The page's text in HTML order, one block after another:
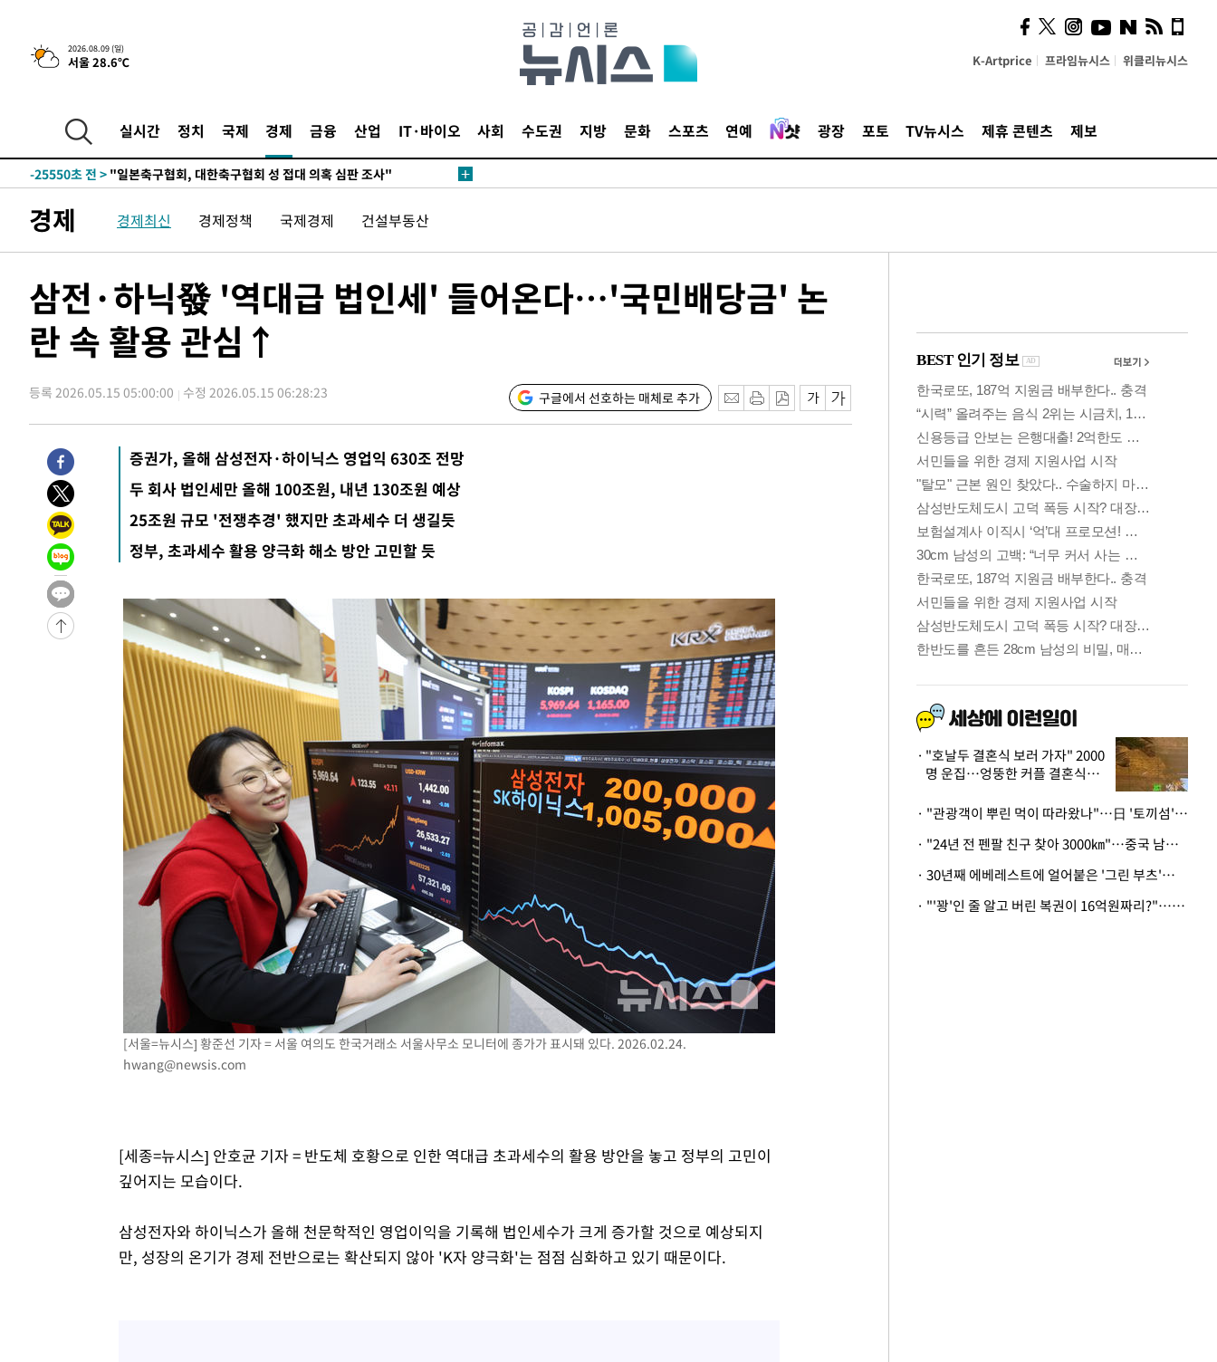
2026.08.09 (일)
서울 28.6℃ K-Artprice 프라임뉴시스 위클리뉴시스
실시간 정치 국제 경제 금융 산업 IT·바이오 사회 수도권 지방 문화 스포츠 연예 광장 포토 TV뉴시스 제휴 콘텐츠 제보
44.40%
-28286초 전 >與 강원·TK 당원투표 합산 김민석 46.01%로 승리…정청래
44.53%
-28126초 전 >[속보]與전대 권리당원투표…강원·경북 김민석, 대구 정청래 승리
45.71%
-27835초 전 >
[속보]與 당대표 경선, 대구 권리당원 투표 정청래 47.82%·김민석
46.35%
-27632초 전 >
득표
-25550초 전 > "일본축구협회, 대한축구협회 성 접대 의혹 심판 조사"
정상
-13557초 전 >
"얼마나 더웠으면"…안동 물길공원서 헤엄친 구렁이 '소동'
-13484초 전 >손흥민, 68분 뛰고 2경기 침묵…LAFC, 톨루카에 1-0 승리(종합)
-11508초 전 > 이강인, 오늘 서울서 AT마드리드 입단식…'전례 없는 특급대우'
26분 전 > '여긴 20도, 저긴 50도'…열화상 카메라로 본 폭염 저감시설 '온도차'
35분 전 >콜롬비아 신임 우파 대통령 취임 하루만에 차량폭탄 폭발 사건
3시간 전 >이군이 불법 군시설 건설한 레바논 남부에서 레바논군 3명 폭발로 부상
3시간 전 >[속보]美중부 사령관, 이스라엘 긴급방문 다중화된 전선 상황 논의
4시간 전 >
美 국방부, 켄달 전 공군장관 보안허가 취소…“에어포스원 기밀정보, 언
론 누출”
4시간 전 >
‘축구의 신’ 아르헨티나 축구 선수 메시의 부친 지병 별세
-30342초 전 >
AT마드리드 데뷔 앞둔 이강인, 맨시티전 선발 대신 '벤치 시작'
-28972초 전 >
[속보]與 강원·TK 당원투표 합산 김민석 48.54%로 승리…정청래
44.40%
-28306초 전 >
與 강원·TK 당원투표 합산 김민석 46.01%로 승리…정청래
44.53%
-28146초 전 >
-27953초 전 >
[속보]與 당대표 경선, 경북 권리당원 투표 김민석 47.37%·정청래
45.71%
-27855초 전 >
[속보]與 당대표 경선, 대구 권리당원 투표 정청래 47.82%·김민석
[속보]與 당대표 경선, 강원 권리당원 투표 김민석 승리…50.30%
"일본축구협회, 대한축구협회 성 접대 의혹 심판 조사"
[속보]장은수, KLPGA 제주삼다수 역전 우승…데뷔 10년 차에 첫
"얼마나 더웠으면"…안동 물길공원서 헤엄친 구렁이 '소동'
손흥민, 68분 뛰고 2경기 침묵…LAFC, 톨루카에 1-0 승리(종합)
'2경기 연속 침묵' 손흥민, 톨루카전 68분만 뛰고 슈팅 0개
이강인, 오늘 서울서 AT마드리드 입단식…'전례 없는 특급대우'
'여긴 20도, 저긴 50도'…열화상 카메라로 본 폭염 저감시설 '온도차'
콜롬비아 신임 우파 대통령 취임 하루만에 차량폭탄 폭발 사건
튀르키예 외무장관, "메카 3국 방위협정은 이란이 목표 아냐 " 밝혀
이군이 불법 군시설 건설한 레바논 남부에서 레바논군 3명 폭발로 부상
[속보]美중부 사령관, 이스라엘 긴급방문 다중화된 전선 상황 논의
美 국방부, 켄달 전 공군장관 보안허가 취소…“에어포스원 기밀정보, 언
‘축구의 신’ 아르헨티나 축구 선수 메시의 부친 지병 별세
경제 경제최신 경제정책 국제경제 건설부동산
삼전·하닉發 '역대급 법인세' 들어온다…'국민배당금' 논
란 속 활용 관심↑
등록 2026.05.15 05:00:00 수정 2026.05.15 06:28:23 구글에서 선호하는 매체로 추가
증권가, 올해 삼성전자·하이닉스 영업익 630조 전망
두 회사 법인세만 올해 100조원, 내년 130조원 예상
25조원 규모 '전쟁추경' 했지만 초과세수 더 생길듯
정부, 초과세수 활용 양극화 해소 방안 고민할 듯
[서울=뉴시스] 황준선 기자 = 서울 여의도 한국거래소 서울사무소 모니터에 종가가 표시돼 있다. 2026.02.24.
hwang@newsis.com
[세종=뉴시스] 안호균 기자 = 반도체 호황으로 인한 역대급 초과세수의 활용 방안을 놓고 정부의 고민이
깊어지는 모습이다.
삼성전자와 하이닉스가 올해 천문학적인 영업이익을 기록해 법인세수가 크게 증가할 것으로 예상되지
만, 성장의 온기가 경제 전반으로는 확산되지 않아 'K자 양극화'는 점점 심화하고 있기 때문이다.
사이 해답 찾았죠"…알을
깨고 나온 '초자아'
"호날두 결혼식 보러 가자" 2000
명 운집…엉뚱한 커플 결혼식에
· "관광객이 뿌린 먹이 따라왔나"…日 '토끼섬' 멧돼지, 토끼까지 사냥
· "24년 전 펜팔 친구 찾아 3000㎞"…중국 남성 사연에 '뭉클'
· 30년째 에베레스트에 얼어붙은 '그린 부츠'…드디어 가족 품으로
· "'꽝'인 줄 알고 버린 복권이 16억원짜리?"…극적으로 되찾은 사연